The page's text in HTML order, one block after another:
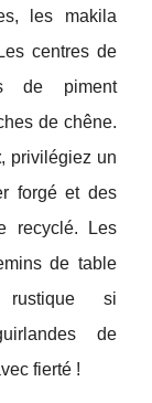
les makila
centres de
de piment
de chêne.
, privilégiez un
forgé et des
recyclé. Les
de table
rustique si
de
fierté !